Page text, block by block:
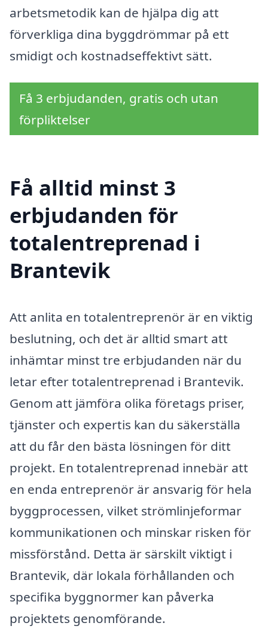
arbetsmetodik kan de hjälpa dig att
förverkliga dina byggdrömmar på ett
smidigt och kostnadseffektivt sätt.
Få 3 erbjudanden, gratis och utan
förpliktelser
Få alltid minst 3
erbjudanden för
totalentreprenad i
Brantevik
Att anlita en totalentreprenör är en viktig
beslutning, och det är alltid smart att
inhämtar minst tre erbjudanden när du
letar efter totalentreprenad i Brantevik.
Genom att jämföra olika företags priser,
tjänster och expertis kan du säkerställa
att du får den bästa lösningen för ditt
projekt. En totalentreprenad innebär att
en enda entreprenör är ansvarig för hela
byggprocessen, vilket strömlinjeformar
kommunikationen och minskar risken för
missförstånd. Detta är särskilt viktigt i
Brantevik, där lokala förhållanden och
specifika byggnormer kan påverka
projektets genomförande.